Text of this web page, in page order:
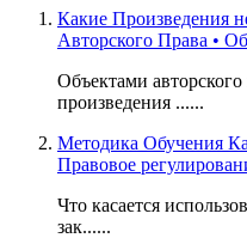
Какие Произведения
Авторского Права •
Объектами
произведения ......
Методика Обучения
Правовое
Что касается
зак......